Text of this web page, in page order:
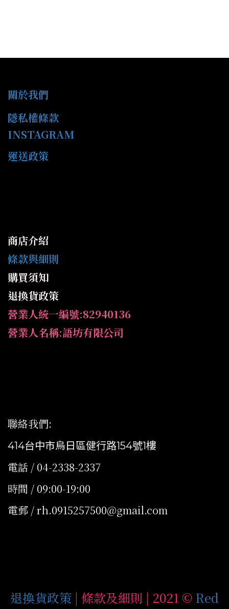
關於我們
隱私權條款
INSTAGRAM
運送政策
商店介紹
條款與細則
購買須知
退換貨政策
營業人統一編號:82940136
營業人名稱:語坊有限公司
聯絡我們:
414台中市烏日區健行路154號1樓
電話 / 04-2338-2337
時間 / 09:00-19:00
電郵 / rh.0915257500@gmail.com
退換貨政策 | 條款及細則 | 2021 © Red